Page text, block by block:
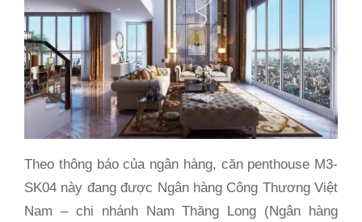
Theo thông báo của ngân hàng, căn penthouse M3-
SK04 này đang được Ngân hàng Công Thương Việt
Nam – chi nhánh Nam Thăng Long (Ngân hàng